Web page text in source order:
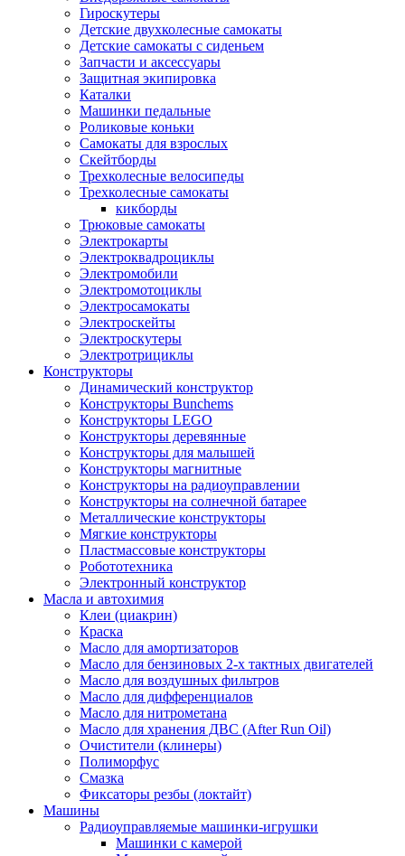
Гироскутеры
Детские двухколесные самокаты
Детские самокаты с сиденьем
Запчасти и аксессуары
Защитная экипировка
Каталки
Машинки педальные
Роликовые коньки
Самокаты для взрослых
Скейтборды
Трехколесные велосипеды
Трехколесные самокаты
кикборды
Трюковые самокаты
Электрокарты
Электроквадроциклы
Электромобили
Электромотоциклы
Электросамокаты
Электроскейты
Электроскутеры
Электротрициклы
Конструкторы
Динамический конструктор
Конструкторы Bunchems
Конструкторы LEGO
Конструкторы деревянные
Конструкторы для малышей
Конструкторы магнитные
Конструкторы на радиоуправлении
Конструкторы на солнечной батарее
Металлические конструкторы
Мягкие конструкторы
Пластмассовые конструкторы
Робототехника
Электронный конструктор
Масла и автохимия
Клеи (циакрин)
Краска
Масло для амортизаторов
Масло для бензиновых 2-х тактных двигателей
Масло для воздушных фильтров
Масло для дифференциалов
Масло для нитрометана
Масло для хранения ДВС (After Run Oil)
Очистители (клинеры)
Полиморфус
Смазка
Фиксаторы резбы (локтайт)
Машины
Радиоуправляемые машинки-игрушки
Машинки с камерой